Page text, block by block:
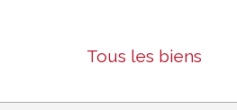
Tous les biens